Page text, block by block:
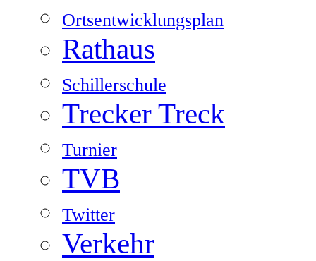
Ortsentwicklungsplan
Rathaus
Schillerschule
Trecker Treck
Turnier
TVB
Twitter
Verkehr